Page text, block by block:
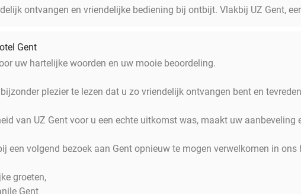
ontvangen en vriendelijke bediening bij ontbijt. Vlakbij UZ Gent,
Gent
uw hartelijke woorden en uw mooie beoordeling.
plezier te lezen dat u zo vriendelijk ontvangen bent en
van UZ Gent voor u een echte uitkomst was, maakt uw aanbeveling
een volgend bezoek aan Gent opnieuw te mogen verwelkomen in ons
groeten,
Gent